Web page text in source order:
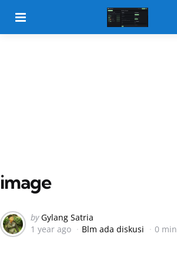
image
Posted
by
by Gylang Satria
1 year ago
Blm ada diskusi 0 min